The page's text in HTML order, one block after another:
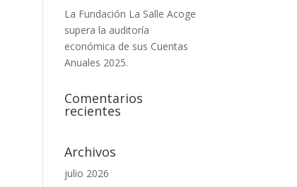
La Fundación La Salle Acoge
supera la auditoría
económica de sus Cuentas
Anuales 2025.
Comentarios
recientes
Archivos
julio 2026